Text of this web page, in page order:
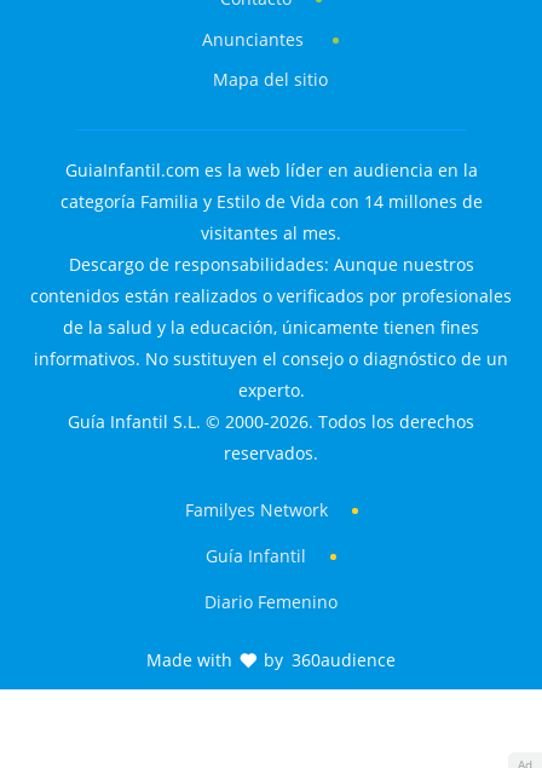
Ad
Anunciantes
Mapa del sitio
GuiaInfantil.com es la web líder en audiencia en la
categoría Familia y Estilo de Vida con 14 millones de
visitantes al mes.
Descargo de responsabilidades: Aunque nuestros
contenidos están realizados o verificados por profesionales
de la salud y la educación, únicamente tienen fines
informativos. No sustituyen el consejo o diagnóstico de un
experto.
Guía Infantil S.L. © 2000-2026. Todos los derechos
reservados.
Familyes Network
Guía Infantil
Diario Femenino
Made with by 360audience